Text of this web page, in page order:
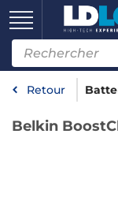
Retour
Belkin